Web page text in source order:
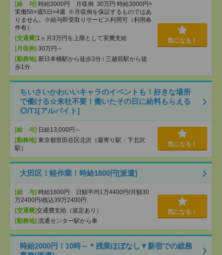
[給 与] 時給3000円 月収例 30万円 時給3000円×
実働5h×週5日×4週 ※月収例を保証するものではあ
りません。※給与即受取りサービス利用可（利用条
件有）
[交通費] 1ヶ月3万円を上限として実費支給
[月収例] 30万円～
[勤務地] 新日本橋駅から徒歩3分 / 三越前駅から徒
歩1分
気になる！
ちいさいかわいいキャラのイベントも！好きな場所
で働ける☆来社不要！働いたその日に給料もらえる
◎/T1[アルバイト]
[給 与] 日給13,000円～
[勤務地] 東京都世田谷区北沢（最寄り駅：下北沢
駅）
気になる！
大田区！軽作業！時給1800円[派遣]
[給 与] 時給1800円 日額平均1万4400円/月額30
万2400円/残込39万2400円
[交通費]交通費支給（規定あり）
[勤務地] 流通センター駅から車
気になる！
時給2000円！10時～＊残業ほぼなし▼新宿での総務